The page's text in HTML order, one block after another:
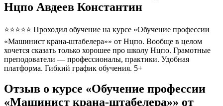
Нцпо Авдеев Константин
⭐⭐⭐⭐⭐ Проходил обучение на курсе «Обучение профессии
«Машинист крана-штабелера»» от Нцпо. Вообще в целом
хочется сказать только хорошее про школу Нцпо. Грамотные
преподователи — профессионалы, практики. Удобная
платформа. Гибкий график обучения. 5+
Отзыв о курсе «Обучение профессии
«Машинист крана-штабелера»» от